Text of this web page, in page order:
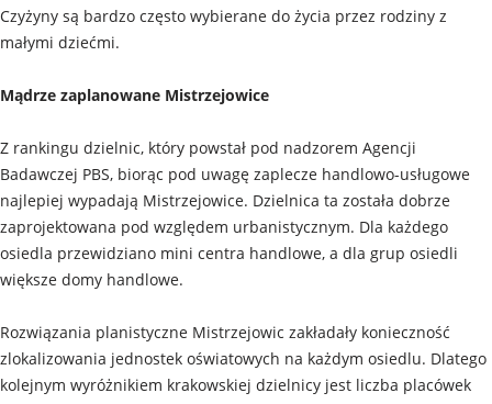
Czyżyny są bardzo często wybierane do życia przez rodziny z
małymi dziećmi.
Mądrze zaplanowane Mistrzejowice
Z rankingu dzielnic, który powstał pod nadzorem Agencji
Badawczej PBS, biorąc pod uwagę zaplecze handlowo-usługowe
najlepiej wypadają Mistrzejowice. Dzielnica ta została dobrze
zaprojektowana pod względem urbanistycznym. Dla każdego
osiedla przewidziano mini centra handlowe, a dla grup osiedli
większe domy handlowe.
Rozwiązania planistyczne Mistrzejowic zakładały konieczność
zlokalizowania jednostek oświatowych na każdym osiedlu. Dlatego
kolejnym wyróżnikiem krakowskiej dzielnicy jest liczba placówek